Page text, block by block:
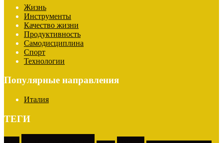
Жизнь
Инструменты
Качество жизни
Продуктивность
Самодисциплина
Спорт
Технологии
Популярные направления
Италия
ТЕГИ